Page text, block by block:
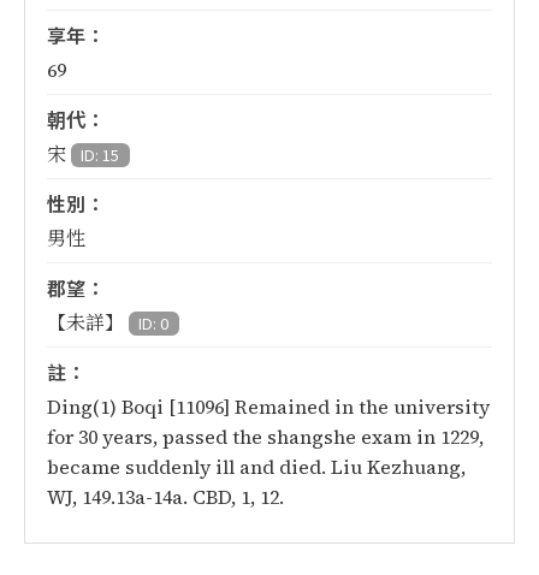
享年：
69
朝代：
宋 ID: 15
性別：
男性
郡望：
【未詳】 ID: 0
註：
Ding(1) Boqi [11096] Remained in the university
for 30 years, passed the shangshe exam in 1229,
became suddenly ill and died. Liu Kezhuang,
WJ, 149.13a-14a. CBD, 1, 12.